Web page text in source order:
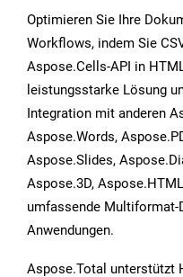
Optimieren Sie Ihre
Workflows, indem Sie
Aspose.Cells-API in
leistungsstarke Lösung
Integration mit anderen
Aspose.Words,
Aspose.Slides,
Aspose.3D,
umfassende Multiformat-
Anwendungen.
Aspose.Total unterstützt